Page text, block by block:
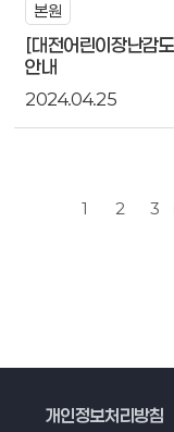
본원
[대전어린이장난감
안내
2024.04.25
1 2 3
개인정보처리방침